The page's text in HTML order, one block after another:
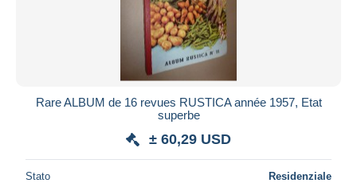
Rare ALBUM de 16 revues RUSTICA année 1957, Etat
superbe
± 60,29 USD
Stato Residenziale